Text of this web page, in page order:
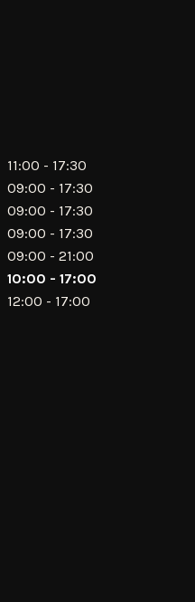
11:00 - 17:30
09:00 - 17:30
09:00 - 17:30
09:00 - 17:30
09:00 - 21:00
10:00 - 17:00
12:00 - 17:00